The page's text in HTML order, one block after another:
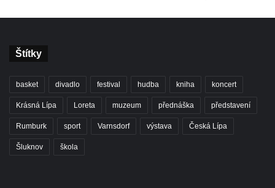
Štítky
basket divadlo festival hudba kniha koncert
Krásná Lípa Loreta muzeum přednáška představení
Rumburk sport Varnsdorf výstava Česká Lípa
Šluknov škola